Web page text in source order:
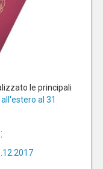
le principali
al 31